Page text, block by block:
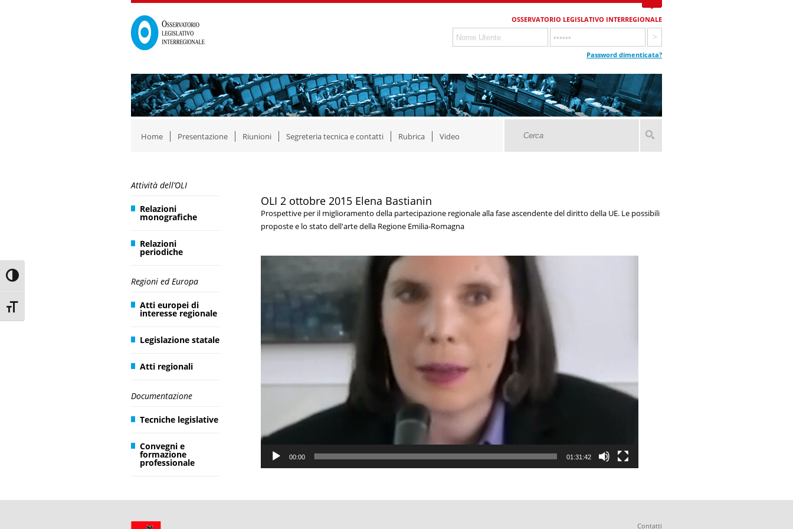
Toggle High Contrast
Toggle Font size
OSSERVATORIO LEGISLATIVO INTERREGIONALE
Password dimenticata?
Home Presentazione Riunioni Segreteria tecnica e contatti Rubrica Video
Attività dell’OLI
Relazioni
monografiche
Relazioni
periodiche
Regioni ed Europa
Atti europei di
interesse regionale
Legislazione statale
Atti regionali
Documentazione
Tecniche legislative
Convegni e
formazione
professionale
OLI 2 ottobre 2015 Elena Bastianin
Prospettive per il miglioramento della partecipazione regionale alla fase ascendente del diritto della UE. Le possibili
proposte e lo stato dell'arte della Regione Emilia-Romagna
00:00 01:31:42
Contatti